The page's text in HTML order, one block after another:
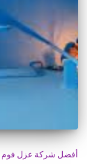
أفضل شركة عزل فوم بعنيزة